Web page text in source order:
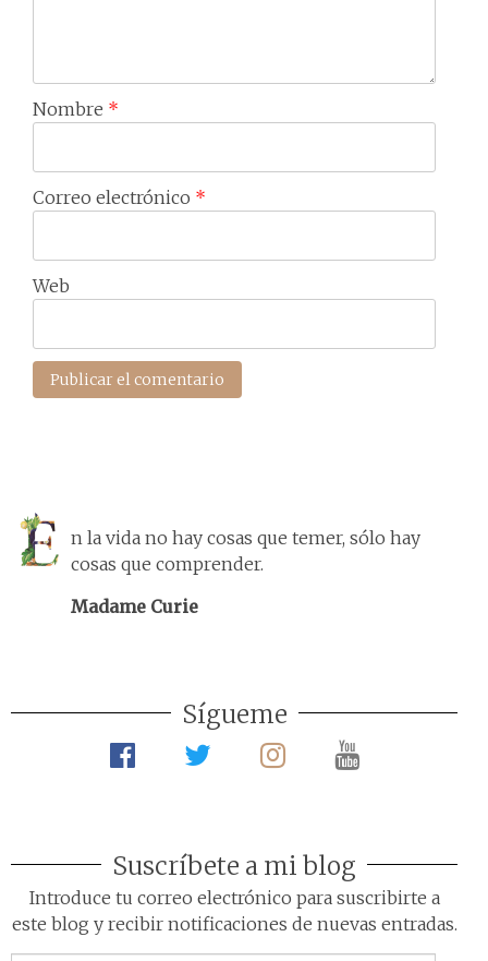
Nombre *
Correo electrónico *
Web
n la vida no hay cosas que temer, sólo hay
cosas que comprender.
Madame Curie
Sígueme
Suscríbete a mi blog
Introduce tu correo electrónico para suscribirte a
este blog y recibir notificaciones de nuevas entradas.